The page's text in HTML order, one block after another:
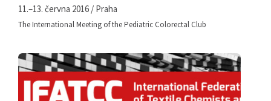
11.–13. června 2016 / Praha
The International Meeting of the Pediatric Colorectal Club